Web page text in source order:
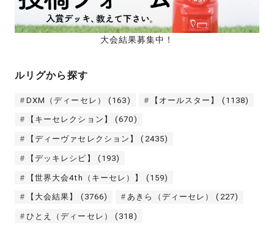
大会結果募集中！
ルリグから探す
DXM（ディーセレ） (163) 【オールスター】 (1138)
【キーセレクション】 (670)
【ディーヴァセレクション】 (2435)
【デッキレシピ】 (193)
【世界大会4th（キーセレ）】 (159)
【大会結果】 (3766) あきら（ディーセレ） (227)
ひとえ（ディーセレ） (318)